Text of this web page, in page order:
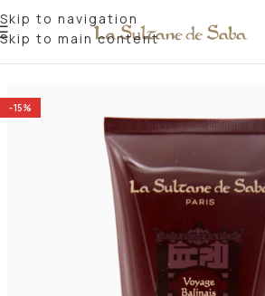
Skip to navigation
Skip to main content
-15%